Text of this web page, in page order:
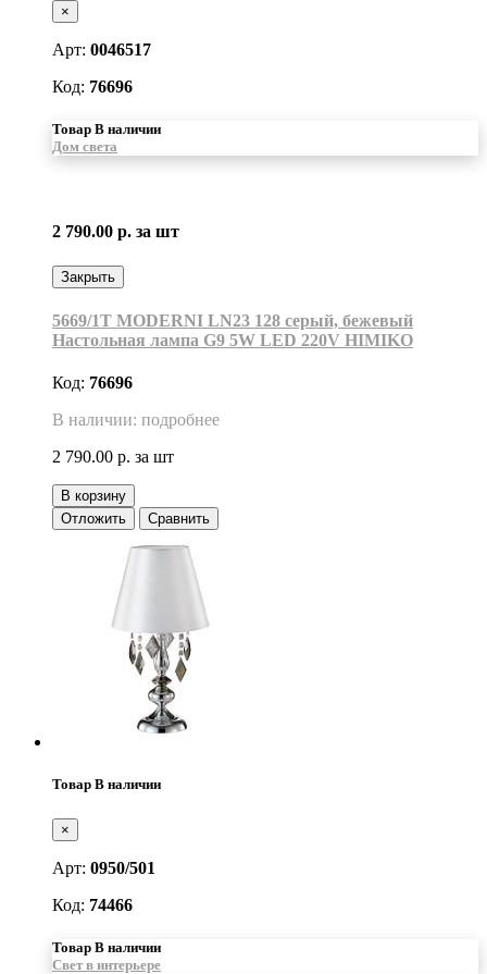
×
Арт: 0046517
Код: 76696
Товар В наличии
Дом света
2 790.00 р. за шт
Закрыть
5669/1T MODERNI LN23 128 серый, бежевый
Настольная лампа G9 5W LED 220V HIMIKO
Код: 76696
В наличии: подробнее
2 790.00 р. за шт
В корзину
Отложить
Сравнить
Товар В наличии
×
Арт: 0950/501
Код: 74466
Товар В наличии
Свет в интерьере